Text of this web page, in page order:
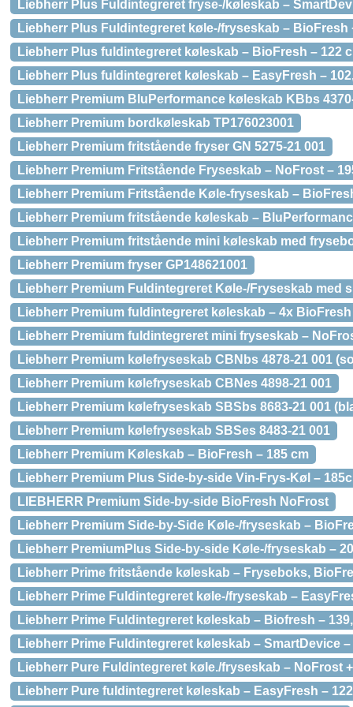
Liebherr Plus Fuldintegreret fryse-/køleskab –
Liebherr Plus Fuldintegreret køle-/fryseskab – BioFresh
Liebherr Plus fuldintegreret køleskab – BioFresh – 122
Liebherr Plus fuldintegreret køleskab – EasyFresh –
Liebherr Premium BluPerformance køleskab KBbs
Liebherr Premium bordkøleskab TP176023001
Liebherr Premium fritstående fryser GN 5275-21 001
Liebherr Premium Fritstående Fryseskab – NoFrost –
Liebherr Premium Fritstående Køle-fryseskab –
Liebherr Premium fritstående køleskab –
Liebherr Premium fritstående mini køleskab med
Liebherr Premium fryser GP148621001
Liebherr Premium Fuldintegreret Køle-/Fryseskab med
Liebherr Premium fuldintegreret køleskab – 4x BioFresh
Liebherr Premium fuldintegreret mini fryseskab –
Liebherr Premium kølefryseskab CBNbs 4878-21 001
Liebherr Premium kølefryseskab CBNes 4898-21 001
Liebherr Premium kølefryseskab SBSbs 8683-21 001
Liebherr Premium kølefryseskab SBSes 8483-21 001
Liebherr Premium Køleskab – BioFresh – 185 cm
Liebherr Premium Plus Side-by-side Vin-Frys-Køl –
LIEBHERR Premium Side-by-side BioFresh NoFrost
Liebherr Premium Side-by-Side Køle-/fryseskab –
Liebherr PremiumPlus Side-by-side Køle-/fryseskab –
Liebherr Prime fritstående køleskab – Fryseboks,
Liebherr Prime Fuldintegreret køle-/fryseskab –
Liebherr Prime Fuldintegreret køleskab – Biofresh –
Liebherr Prime Fuldintegreret køleskab – SmartDevice –
Liebherr Pure Fuldintegreret køle./fryseskab – NoFrost
Liebherr Pure fuldintegreret køleskab – EasyFresh –